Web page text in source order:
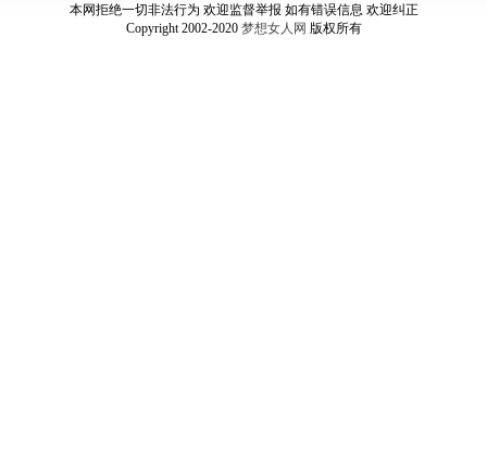
本网拒绝一切非法行为 欢迎监督举报 如有错误信息 欢迎纠正
Copyright 2002-2020 梦想女人网 版权所有